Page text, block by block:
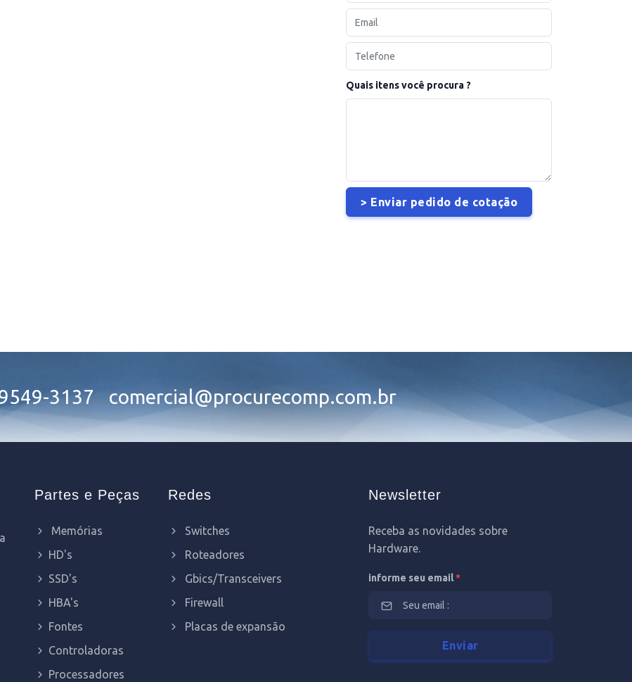
Quais itens você procura ?
3137 comercial@procurecomp.com.br
Partes e Peças
Memórias
HD's
SSD's
HBA's
Fontes
Controladoras
Processadores
Redes
Switches
Roteadores
Gbics/Transceivers
Firewall
Placas de expansão
Newsletter
Receba as novidades sobre
Hardware.
informe seu email*